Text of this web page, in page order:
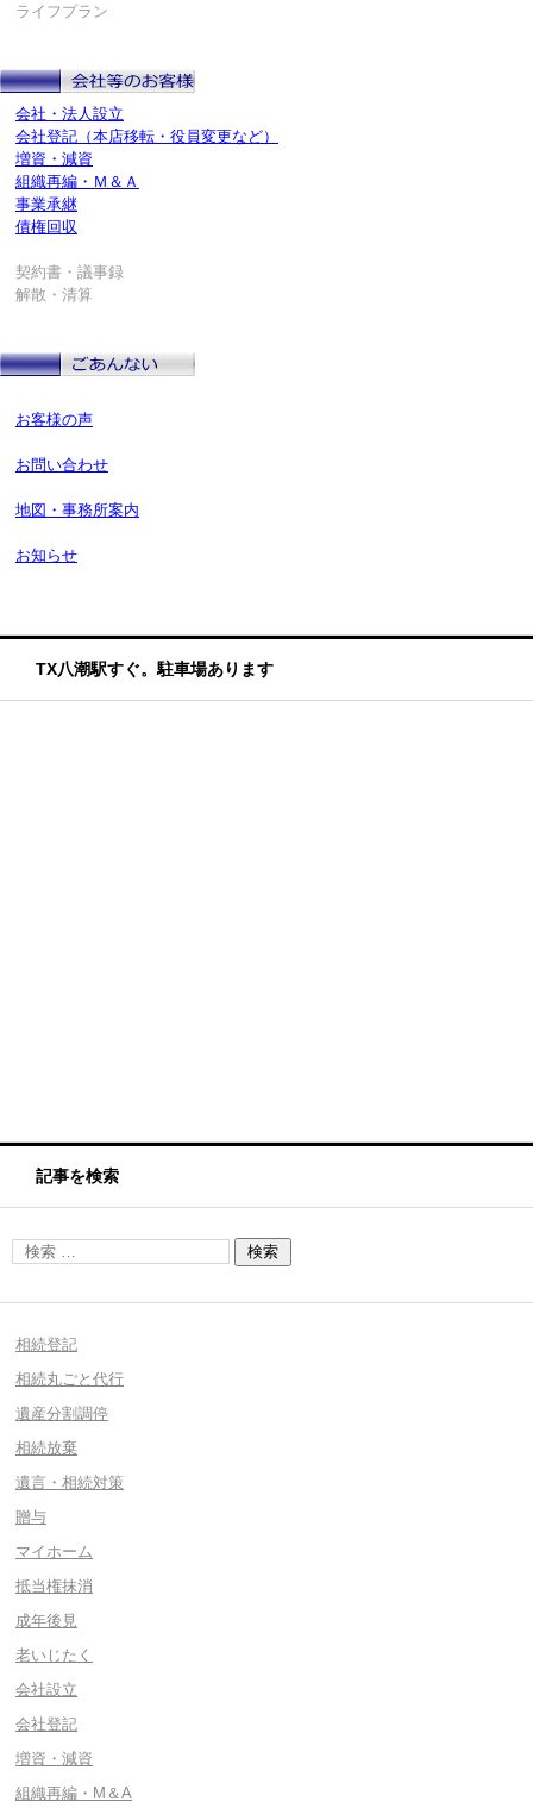
ライフプラン
会社・法人設立
会社登記（本店移転・役員変更など）
増資・減資
組織再編・Ｍ＆Ａ
事業承継
債権回収
契約書・議事録
解散・清算
お客様の声
お問い合わせ
地図・事務所案内
お知らせ
TX八潮駅すぐ。駐車場あります
記事を検索
相続登記
相続丸ごと代行
遺産分割調停
相続放棄
遺言・相続対策
贈与
マイホーム
抵当権抹消
成年後見
老いじたく
会社設立
会社登記
増資・減資
組織再編・M＆A